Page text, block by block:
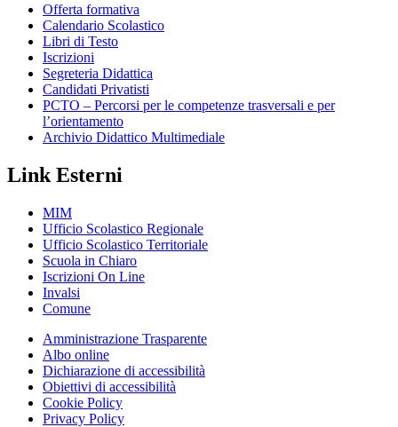
Offerta formativa
Calendario Scolastico
Libri di Testo
Iscrizioni
Segreteria Didattica
Candidati Privatisti
PCTO – Percorsi per le competenze trasversali e per
l’orientamento
Archivio Didattico Multimediale
Link Esterni
MIM
Ufficio Scolastico Regionale
Ufficio Scolastico Territoriale
Scuola in Chiaro
Iscrizioni On Line
Invalsi
Comune
Amministrazione Trasparente
Albo online
Dichiarazione di accessibilità
Obiettivi di accessibilità
Cookie Policy
Privacy Policy